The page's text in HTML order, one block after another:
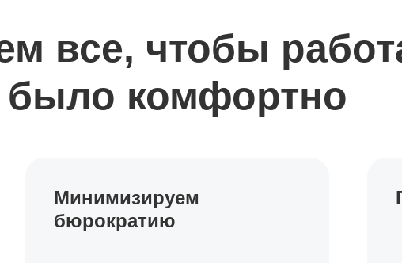
все, чтобы
было комфортно
Минимизируем
бюрократию